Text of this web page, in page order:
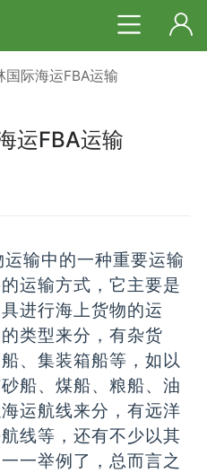
国际海运FBA运输
运FBA运输
输中的一种重要运输
运输方式，它主要是
进行海上货物的运
类型来分，有杂货
、集装箱船等，如以
船、煤船、粮船、油
运航线来分，有远洋
线等，还有不少以其
一举例了，总而言之